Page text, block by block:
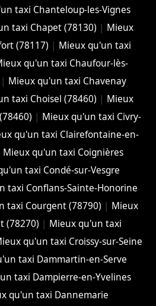
taxi Chanteloup-les-Vignes
taxi Chapet (78130) | Mieux
(78117) | Mieux qu'un taxi
qu'un taxi Chaufour-lès-
| Mieux qu'un taxi Chavenay
taxi Choisel (78460) | Mieux
| Mieux qu'un taxi Civry-
qu'un taxi Clairefontaine-en-
Mieux qu'un taxi Coignières
taxi Condé-sur-Vesgre
taxi Conflans-Sainte-Honorine
taxi Courgent (78790) | Mieux
(78270) | Mieux qu'un taxi
qu'un taxi Croissy-sur-Seine
taxi Dammartin-en-Serve
taxi Dampierre-en-Yvelines
qu'un taxi Dannemarie